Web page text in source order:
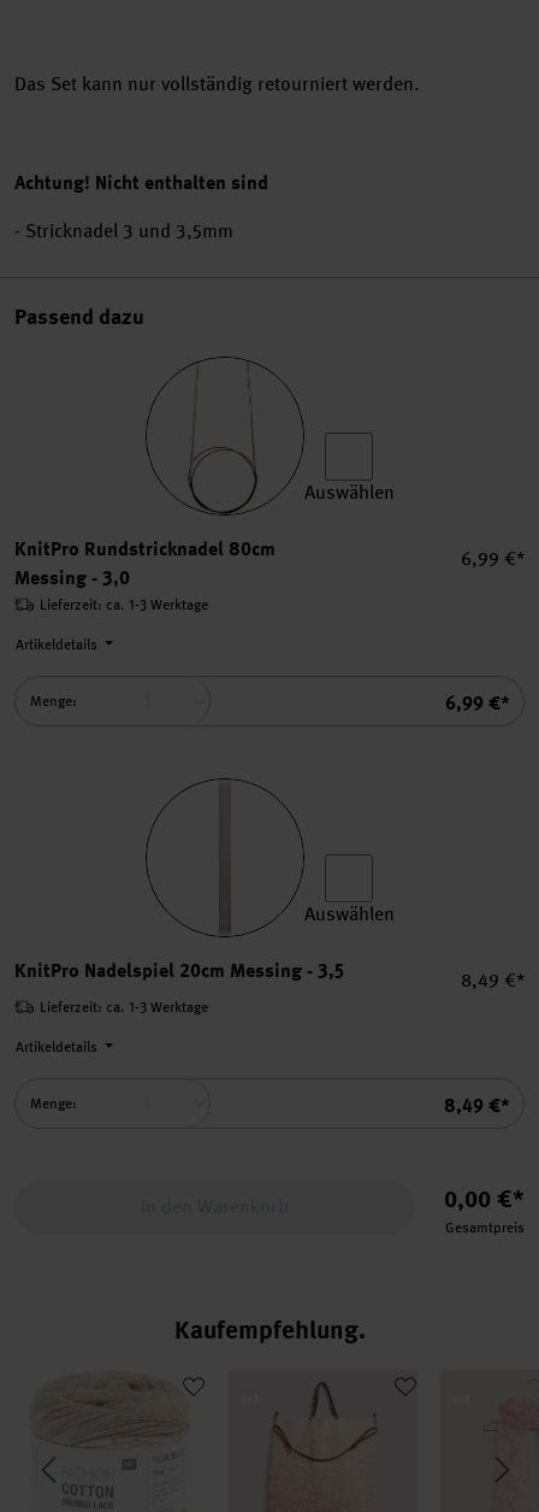
Das Set kann nur vollständig retourniert werden.
Achtung! Nicht enthalten sind
- Stricknadel 3 und 3,5mm
Passend dazu
Auswählen
KnitPro Rundstricknadel 80cm
Messing - 3,0
6,99 €*
Summe
6,99 €*
Lieferzeit: ca. 1-3 Werktage
Artikeldetails
Menge:
Auswählen
KnitPro Nadelspiel 20cm Messing - 3,5
8,49 €*
Summe
8,49 €*
Lieferzeit: ca. 1-3 Werktage
Artikeldetails
Menge:
0,00 €*
Gesamtpreis
Kaufempfehlung
Fashion Cotton Merino Lace Häkelset Tasche Modell 04 aus